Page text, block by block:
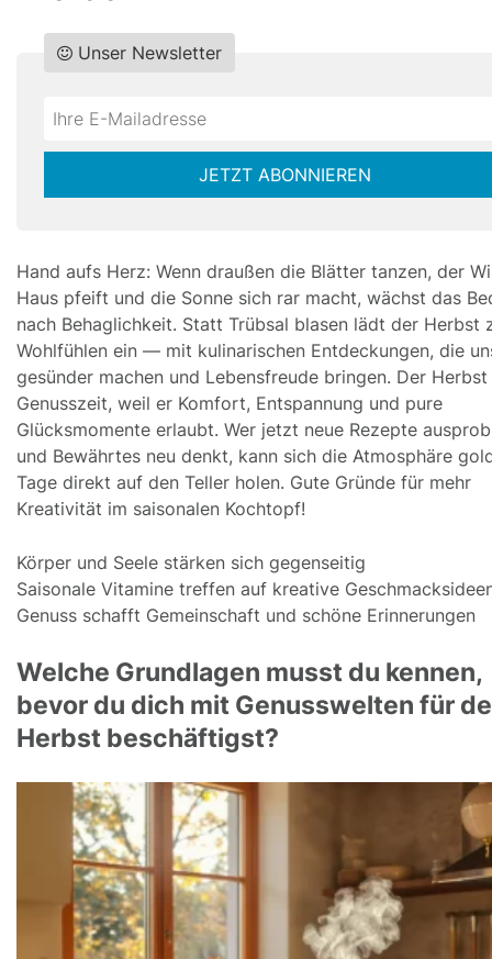
Do
Unser Newsletter
*Ihre
JETZT ABONNIEREN
Hand aufs Herz: Wenn draußen die Blätter tanzen, der
Haus pfeift und die Sonne sich rar macht, wächst das
nach Behaglichkeit. Statt Trübsal blasen lädt der Herbst
Wohlfühlen ein — mit kulinarischen Entdeckungen, die
gesünder machen und Lebensfreude bringen. Der
Genusszeit, weil er Komfort, Entspannung und pure
Glücksmomente erlaubt. Wer jetzt neue Rezepte
und Bewährtes neu denkt, kann sich die Atmosphäre
Tage direkt auf den Teller holen. Gute Gründe für mehr
Kreativität im saisonalen Kochtopf!
Körper und Seele stärken sich gegenseitig
Saisonale Vitamine treffen auf kreative
Genuss schafft Gemeinschaft und schöne Erinnerungen
Welche Grundlagen musst du kennen,
bevor du dich mit Genusswelten für
Herbst beschäftigst?